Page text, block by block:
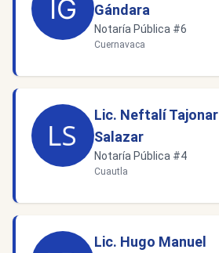
Gándara
Notaría Pública #6
Cuernavaca
Lic. Neftalí Tajonar
Salazar
Notaría Pública #4
Cuautla
Lic. Hugo Manuel